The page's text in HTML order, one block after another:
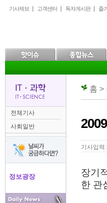
문
로
인
바
위
바
기사제보 고객센터 독자게시판 즐
전체기사
사회일반
정보광장
홈 >
기사입
장기
한 관